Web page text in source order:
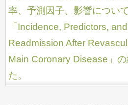
率、予測因子、影響につい
「Incidence, Predictors,
Readmission After
Main Coronary Disease」
た。